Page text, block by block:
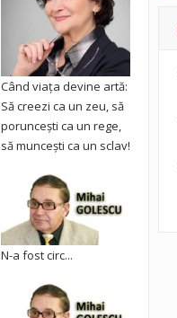
Când viața devine artă:
Să creezi ca un zeu, să
poruncești ca un rege,
să muncești ca un sclav!
N-a fost circ...